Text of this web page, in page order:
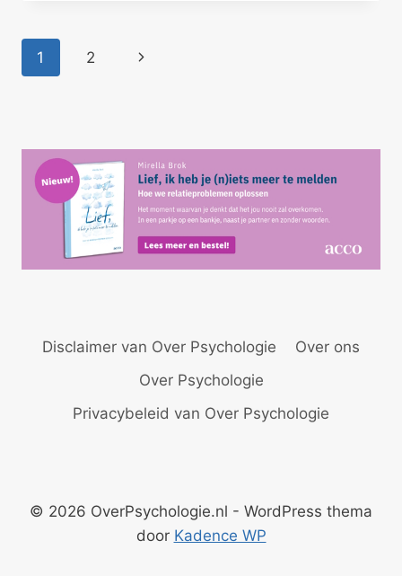
Paginanavigatie
1 2
Volgende
Disclaimer van Over Psychologie
Over ons
Over Psychologie
Privacybeleid van Over Psychologie
© 2026 OverPsychologie.nl - WordPress thema
door Kadence WP